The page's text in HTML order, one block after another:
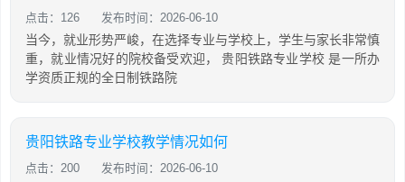
点击：126 发布时间：2026-06-10
当今，就业形势严峻，在选择专业与学校上，学生与家长非常慎
重，就业情况好的院校备受欢迎， 贵阳铁路专业学校 是一所办
学资质正规的全日制铁路院
贵阳铁路专业学校教学情况如何
点击：200 发布时间：2026-06-10